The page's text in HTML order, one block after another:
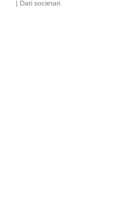
| Dati societari